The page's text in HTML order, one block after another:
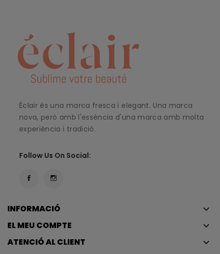
Éclair és una marca fresca i elegant. Una marca
nova, però amb l'essència d'una marca amb molta
experiència i tradició.
Follow Us On Social:
INFORMACIÓ keyboard_arrow_down
EL MEU COMPTE keyboard_arrow_down
ATENCIÓ AL CLIENT keyboard_arrow_down